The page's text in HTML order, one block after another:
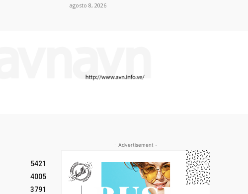
agosto 8, 2026
5421
4005
3791
- Advertisement -